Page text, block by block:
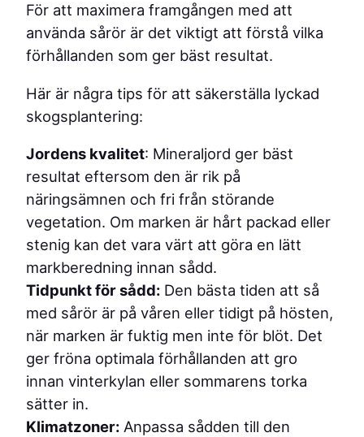
För att maximera framgången med att
använda sårör är det viktigt att förstå vilka
förhållanden som ger bäst resultat.
Här är några tips för att säkerställa lyckad
skogsplantering:
Jordens kvalitet: Mineraljord ger bäst
resultat eftersom den är rik på
näringsämnen och fri från störande
vegetation. Om marken är hårt packad eller
stenig kan det vara värt att göra en lätt
markberedning innan sådd.
Tidpunkt för sådd: Den bästa tiden att så
med sårör är på våren eller tidigt på hösten,
när marken är fuktig men inte för blöt. Det
ger fröna optimala förhållanden att gro
innan vinterkylan eller sommarens torka
sätter in.
Klimatzoner: Anpassa sådden till den